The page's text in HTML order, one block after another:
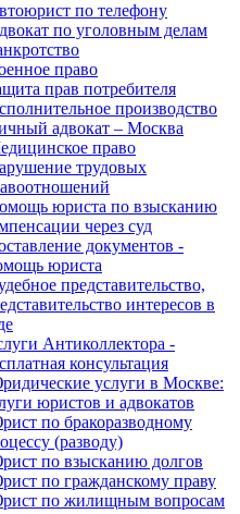
по телефону
по уголовным делам
право
прав потребителя
производство
адвокат – Москва
право
трудовых
юриста по взысканию
через суд
документов -
юриста
представительство,
интересов в
Антиколлектора -
консультация
услуги в Москве:
юристов и адвокатов
по бракоразводному
(разводу)
по взысканию долгов
по гражданскому праву
по жилищным вопросам